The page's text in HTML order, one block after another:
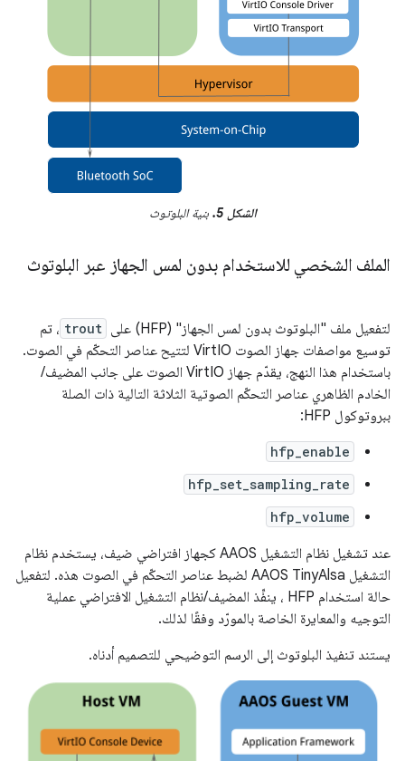
الشكل 5. بنية البلوتوث
الملف الشخصي للاستخدام بدون لمس الجهاز عبر البلوتوث
لتفعيل ملف "البلوتوث بدون لمس الجهاز" (HFP) على trout ، تم
توسيع مواصفات جهاز الصوت VirtIO لتتيح عناصر التحكّم في الصوت.
باستخدام هذا النهج، يقدّم جهاز VirtIO الصوت على جانب المضيف/
الخادم الظاهري عناصر التحكّم الصوتية الثلاثة التالية ذات الصلة
ببروتوكول HFP:
hfp_enable
hfp_set_sampling_rate
hfp_volume
عند تشغيل نظام التشغيل AAOS كجهاز افتراضي ضيف، يستخدم نظام
التشغيل AAOS TinyAlsa لضبط عناصر التحكّم في الصوت هذه. لتفعيل
حالة استخدام HFP ، ينفِّذ المضيف/نظام التشغيل الافتراضي عملية
التوجيه والمعايرة الخاصة بالمورّد وفقًا لذلك.
يستند تنفيذ البلوتوث إلى الرسم التوضيحي للتصميم أدناه.